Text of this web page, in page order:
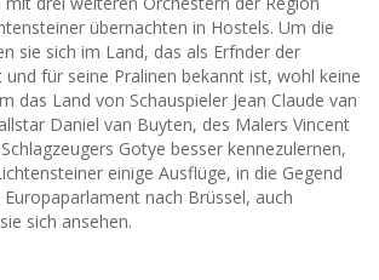
übernachten in Hostels. Um die
sie sich im Land, das als Erfnder der
für seine Pralinen bekannt ist, wohl keine
das Land von Schauspieler Jean Claude van
Daniel van Buyten, des Malers Vincent
Gotye besser kennezulernen,
einige Ausflüge, in die Gegend
nach Brüssel, auch
sich ansehen.